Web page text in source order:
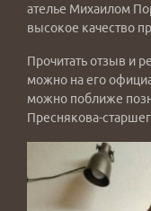
ателье Михаилом
высокое качество
Прочитать отзыв и
можно на его
можно поближе
Преснякова-